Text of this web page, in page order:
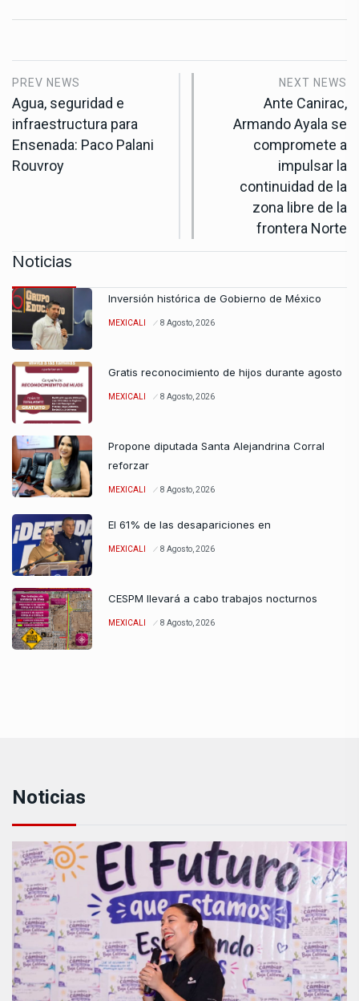
PREV NEWS
Agua, seguridad e
infraestructura para
Ensenada: Paco Palani
Rouvroy
NEXT NEWS
Ante Canirac,
Armando Ayala se
compromete a
impulsar la
continuidad de la
zona libre de la
frontera Norte
Noticias
Inversión histórica de Gobierno de México
MEXICALI 8 Agosto, 2026
Gratis reconocimiento de hijos durante agosto
MEXICALI 8 Agosto, 2026
Propone diputada Santa Alejandrina Corral
reforzar
MEXICALI 8 Agosto, 2026
El 61% de las desapariciones en
MEXICALI 8 Agosto, 2026
CESPM llevará a cabo trabajos nocturnos
MEXICALI 8 Agosto, 2026
Noticias